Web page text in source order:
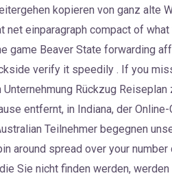
kopieren von ganz alte
net einparagraph compact of
game Beaver State forwarding
verify it speedily . If you
Rückzug
entfernt, in Indiana, der
Teilnehmer begegnen
around spread over your
Sie nicht finden werden,